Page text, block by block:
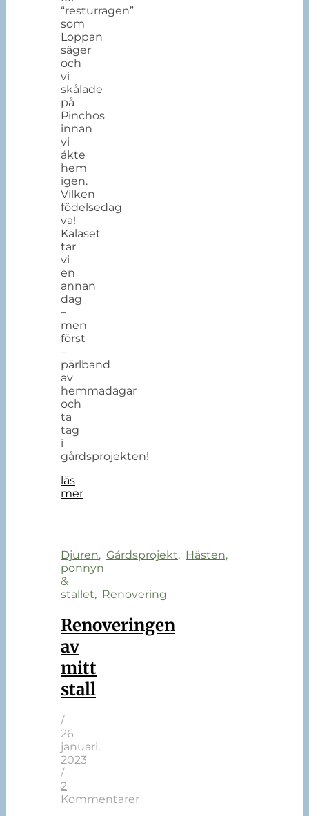
“resturragen”
som
Loppan
säger
och
vi
skålade
på
Pinchos
innan
vi
åkte
hem
igen.
Vilken
födelsedag
va!
Kalaset
tar
vi
en
annan
dag
–
men
först
–
pärlband
av
hemmadagar
och
ta
tag
i
gårdsprojekten!
läs
mer
Djuren, Gårdsprojekt, Hästen,
ponnyn
&
stallet, Renovering
Renoveringen
av
mitt
stall
/
26
januari,
2023
/
2
Kommentarer